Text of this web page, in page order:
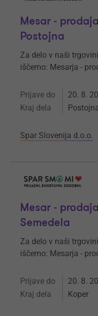
Mesar -
Postojna
Za delo v naši
iščemo: Mesarja -
Prijave do 20. 8.
Kraj dela
Spar Slovenija d.o.o.
Mesar -
Semedela
Za delo v naši
iščemo: Mesarja -
Prijave do 20. 8.
Kraj dela Koper